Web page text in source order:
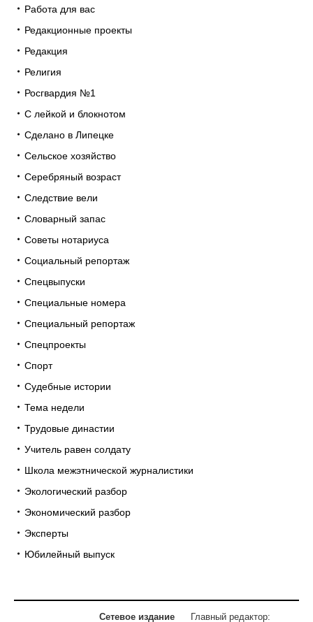
Работа для вас
Редакционные проекты
Редакция
Религия
Росгвардия №1
С лейкой и блокнотом
Сделано в Липецке
Сельское хозяйство
Серебряный возраст
Следствие вели
Словарный запас
Советы нотариуса
Социальный репортаж
Спецвыпуски
Специальные номера
Специальный репортаж
Спецпроекты
Спорт
Судебные истории
Тема недели
Трудовые династии
Учитель равен солдату
Школа межэтнической журналистики
Экологический разбор
Экономический разбор
Эксперты
Юбилейный выпуск
Сетевое издание Главный редактор: